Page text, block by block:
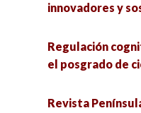
innovadores y
Regulación
el posgrado de
Revista